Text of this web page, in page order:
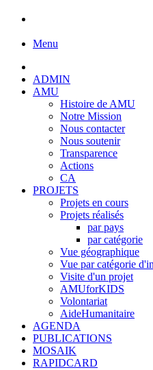
Menu
ADMIN
AMU
Histoire de AMU
Notre Mission
Nous contacter
Nous soutenir
Transparence
Actions
CA
PROJETS
Projets en cours
Projets réalisés
par pays
par catégorie
Vue géographique
Vue par catégorie
Visite d'un projet
AMUforKIDS
Volontariat
AideHumanitaire
AGENDA
PUBLICATIONS
MOSAIK
RAPIDCARD